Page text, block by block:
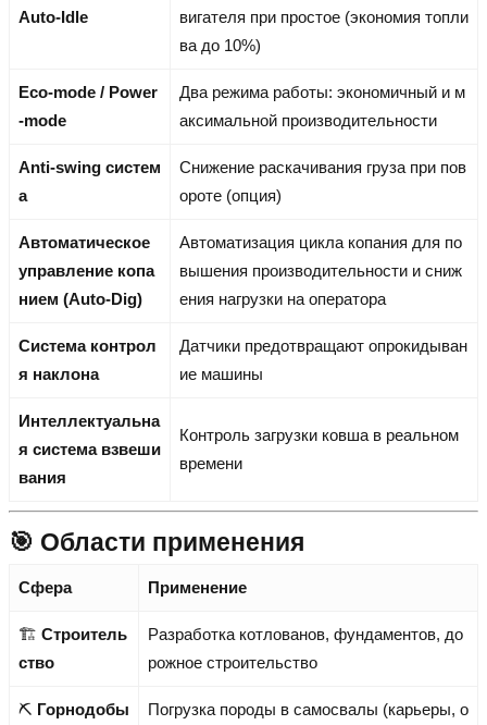
Auto-Idle
вигателя при простое (экономия топли
ва до 10%)
Eco-mode / Power
-mode
Два режима работы: экономичный и м
аксимальной производительности
Anti-swing систем
а
Снижение раскачивания груза при пов
ороте (опция)
Автоматическое
управление копа
нием (Auto-Dig)
Автоматизация цикла копания для по
вышения производительности и сниж
ения нагрузки на оператора
Система контрол
я наклона
Датчики предотвращают опрокидыван
ие машины
Интеллектуальна
я система взвеши
вания
Контроль загрузки ковша в реальном
времени
🎯 Области применения
Сфера Применение
🏗️ Строитель
ство
Разработка котлованов, фундаментов, до
рожное строительство
⛏️ Горнодобы
Погрузка породы в самосвалы (карьеры, о